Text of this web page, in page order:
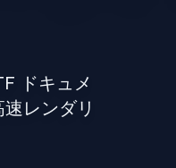
ドキュメ
レンダリ